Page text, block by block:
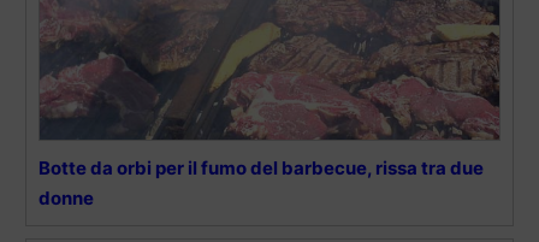
Botte da orbi per il fumo del barbecue, rissa tra due
donne